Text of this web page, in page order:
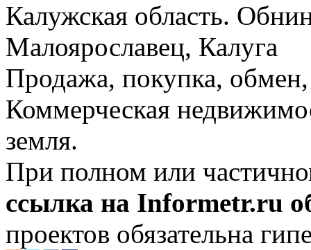
Калужская область.
Малоярославец, Калуга
Продажа, покупка, обмен,
Коммерческая
земля.
При полном или
ссылка на Informetr.ru
проектов обязательна